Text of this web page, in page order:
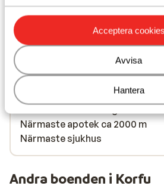
Acceptera cookies
Avvisa
Hantera
Avstånd till gamla stadskärnan
Avstånd till flygplats ca 16 km
Avstånd till busshållplats ca 100
Avstånd till uttagsautomat ca
Närmaste butiker ca 2000 m
Närmaste kiosk ca 100 m
Närmaste apotek ca 2000 m
Närmaste sjukhus
Andra boenden i Korfu